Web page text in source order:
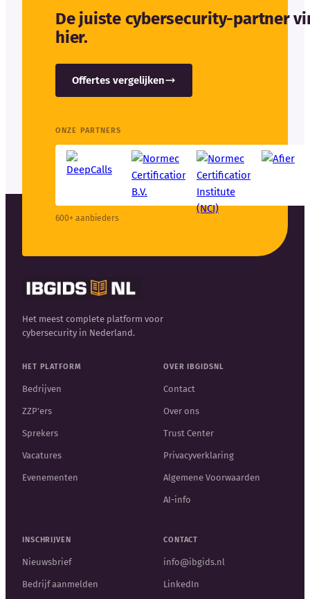
De juiste cybersecurity-partner
hier.
Offertes vergelijken
ONZE PARTNERS
600+ aanbieders
Het meest complete platform voor
cybersecurity in Nederland.
HET PLATFORM
Bedrijven
ZZP'ers
Sprekers
Vacatures
Evenementen
OVER IBGIDSNL
Contact
Over ons
Trust Center
Privacyverklaring
Algemene Voorwaarden
AI-info
INSCHRIJVEN
Nieuwsbrief
Bedrijf aanmelden
CONTACT
info@ibgids.nl
LinkedIn